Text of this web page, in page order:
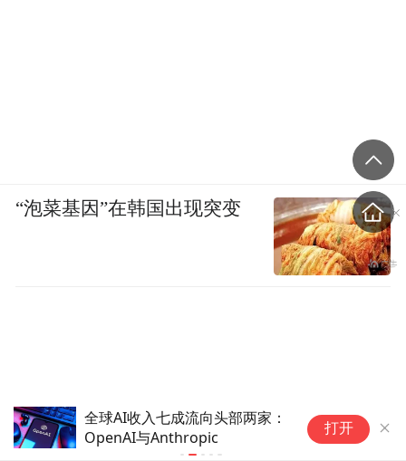
全球AI收入七成流向头部两家：
OpenAI与Anthropic
2026年智
场景的全面
打开
“泡菜基因”在韩国出现突变